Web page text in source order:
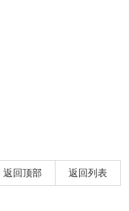
返回列表
返回顶部